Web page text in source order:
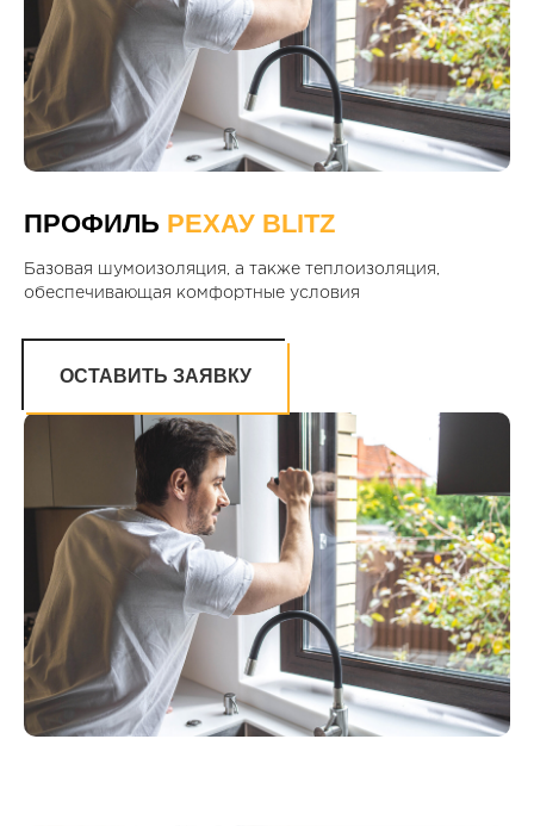
ПРОФИЛЬ РЕХАУ BLITZ
Базовая шумоизоляция, а также теплоизоляция,
обеспечивающая комфортные условия
ОСТАВИТЬ ЗАЯВКУ